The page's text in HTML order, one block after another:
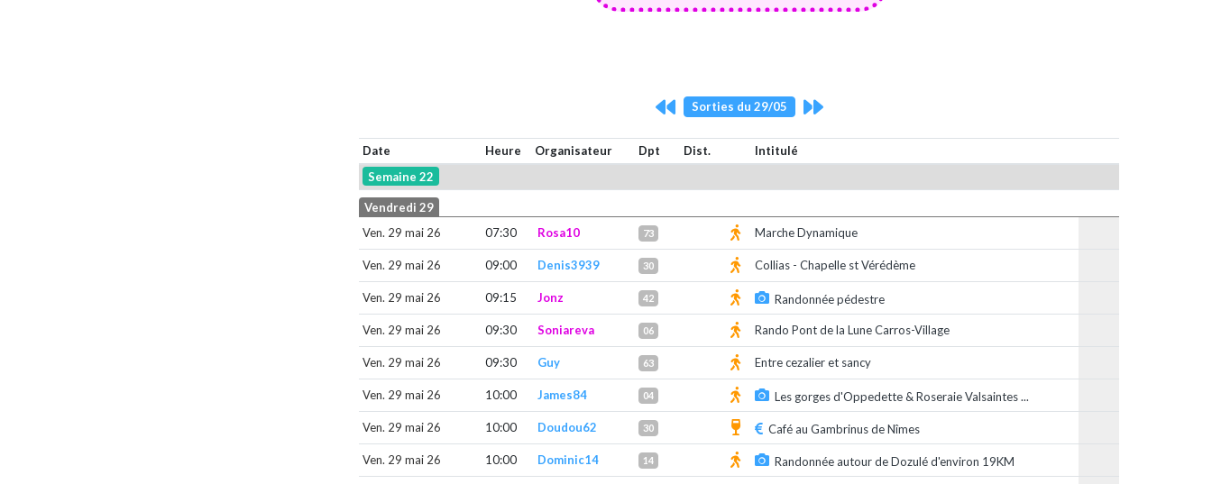
Sorties du 29/05
Date Heure Organisateur Dpt Dist.
Intitulé
Semaine 22
Vendredi 29
Ven. 29 mai 26
07:30 Rosa10 73 Marche Dynamique
Ven. 29 mai 26 09:00 Denis3939 30 Collias - Chapelle st Vérédème
Ven. 29 mai 26 09:15 Jonz 42 Randonnée pédestre
Ven. 29 mai 26 09:30 Soniareva 06 Rando Pont de la Lune Carros-Village
Ven. 29 mai 26 09:30 Guy 63 Entre cezalier et sancy
Ven. 29 mai 26 10:00 James84 04 Les gorges d'Oppedette & Roseraie Valsaintes ...
Ven. 29 mai 26 10:00 Doudou62 30 Café au Gambrinus de Nîmes
Ven. 29 mai 26 10:00 Dominic14 14 Randonnée autour de Dozulé d'environ 19KM